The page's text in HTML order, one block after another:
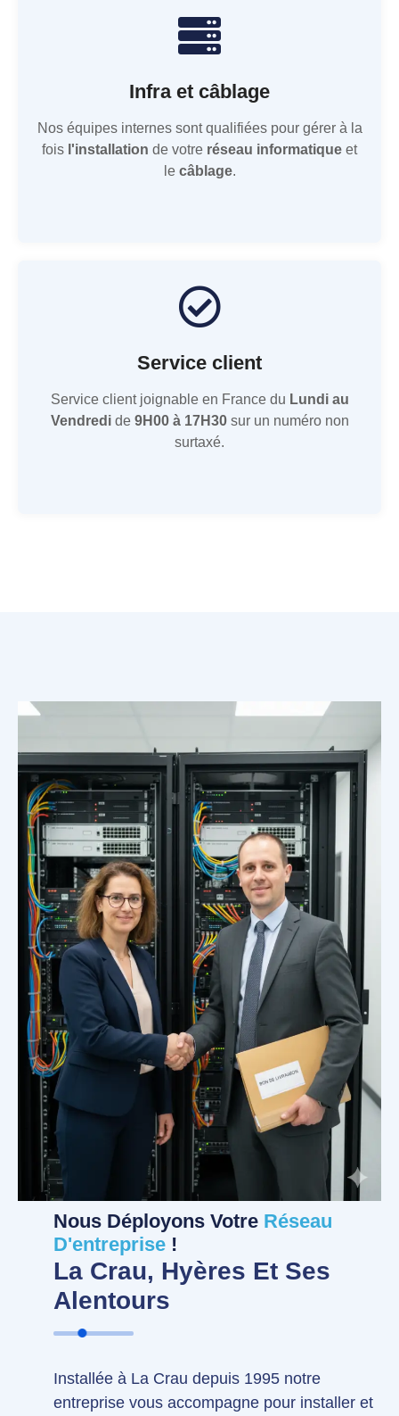
Infra et câblage
Nos équipes internes sont qualifiées pour gérer à la
fois l'installation de votre réseau informatique et
le câblage.
Service client
Service client joignable en France du Lundi au
Vendredide 9H00 à 17H30sur un numéro non
surtaxé.
Nous Déployons Votre Réseau
D'entreprise !
La Crau, Hyères Et Ses
Alentours
Installée à La Crau depuis 1995 notre
entreprise vous accompagne pour installer et